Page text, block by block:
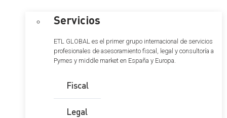
Servicios
ETL GLOBAL es el primer grupo internacional de servicios
profesionales de asesoramiento fiscal, legal y consultoría a
Pymes y middle market en España y Europa.
Fiscal
Legal